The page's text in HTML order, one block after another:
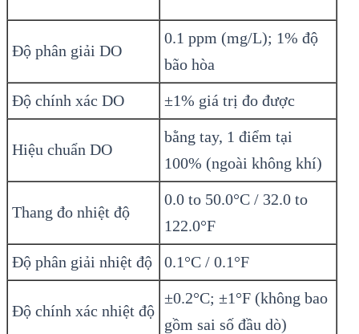
Độ phân giải DO
0.1 ppm (mg/L); 1% độ
bão hòa
Độ chính xác DO ±1% giá trị đo được
Hiệu chuẩn DO
bằng tay, 1 điểm tại
100% (ngoài không khí)
Thang đo nhiệt độ
0.0 to 50.0°C / 32.0 to
122.0°F
Độ phân giải nhiệt độ 0.1°C / 0.1°F
Độ chính xác nhiệt độ
±0.2°C; ±1°F (không bao
gồm sai số đầu dò)